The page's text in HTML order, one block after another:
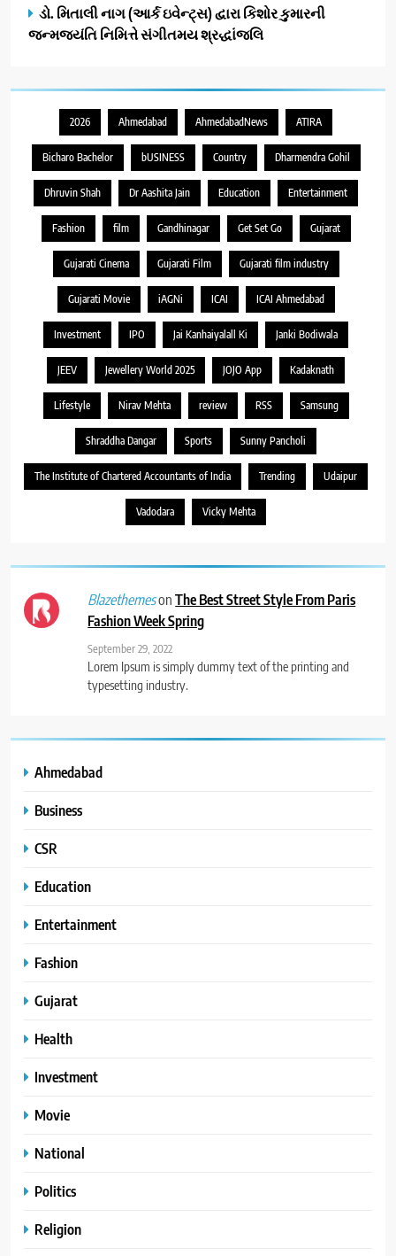
ડો. મિતાલી નાગ (આર્ક ઇવેન્ટ્સ) દ્વારા કિશોર કુમારની
જન્મજયંતિ નિમિત્તે સંગીતમય શ્રદ્ધાંજલિ
2026 Ahmedabad AhmedabadNews ATIRA
Bicharo Bachelor bUSINESS Country Dharmendra Gohil
Dhruvin Shah Dr Aashita Jain Education Entertainment
Fashion film Gandhinagar Get Set Go Gujarat
Gujarati Cinema Gujarati Film Gujarati film industry
Gujarati Movie iAGNi ICAI ICAI Ahmedabad
Investment IPO Jai Kanhaiyalall Ki Janki Bodiwala
JEEV Jewellery World 2025 JOJO App Kadaknath
Lifestyle Nirav Mehta review RSS Samsung
Shraddha Dangar Sports Sunny Pancholi
The Institute of Chartered Accountants of India Trending Udaipur
Vadodara Vicky Mehta
BlazethemesonThe Best Street Style From Paris
Fashion Week Spring
September 29, 2022
Lorem Ipsum is simply dummy text of the printing and
typesetting industry.
Ahmedabad
Business
CSR
Education
Entertainment
Fashion
Gujarat
Health
Investment
Movie
National
Politics
Religion